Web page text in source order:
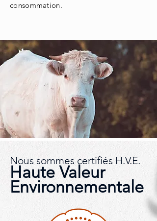
consommation.
Nous sommes certifiés H.V.E.
Haute Valeur
Environnementale